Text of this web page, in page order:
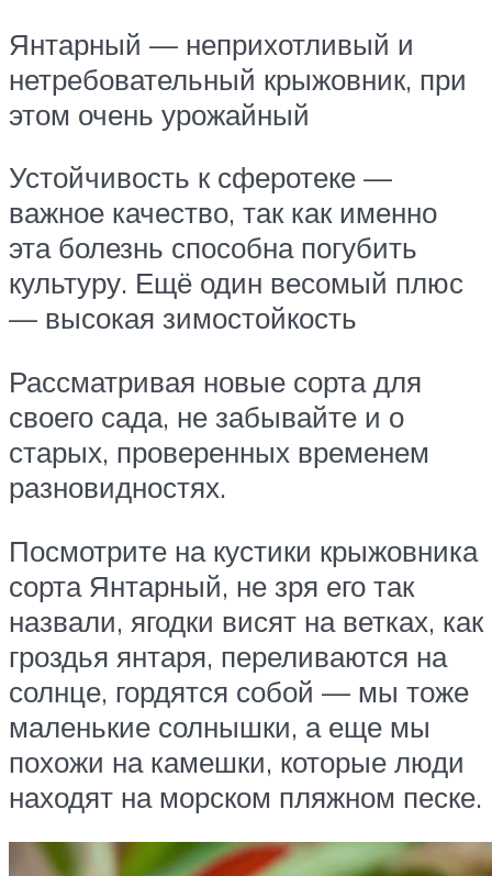
Янтарный — неприхотливый и
нетребовательный крыжовник, при
этом очень урожайный
Устойчивость к сферотеке —
важное качество, так как именно
эта болезнь способна погубить
культуру. Ещё один весомый плюс
— высокая зимостойкость
Рассматривая новые сорта для
своего сада, не забывайте и о
старых, проверенных временем
разновидностях.
Посмотрите на кустики крыжовника
сорта Янтарный, не зря его так
назвали, ягодки висят на ветках, как
гроздья янтаря, переливаются на
солнце, гордятся собой — мы тоже
маленькие солнышки, а еще мы
похожи на камешки, которые люди
находят на морском пляжном песке.